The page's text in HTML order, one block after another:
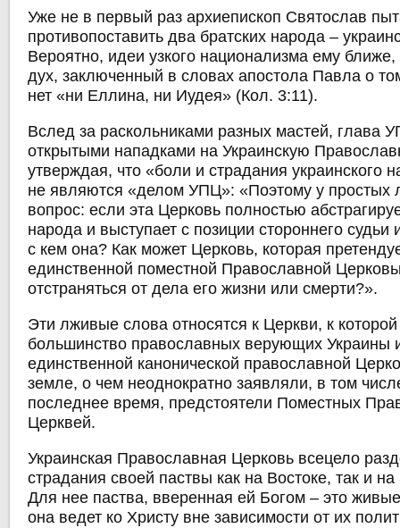
Уже не в первый раз архиепископ Святослав
противопоставить два братских народа –
Вероятно, идеи узкого национализма ему ближе,
дух, заключенный в словах апостола Павла о
нет «ни Еллина, ни Иудея» (Кол. 3:11).
Вслед за раскольниками разных мастей, глава
открытыми нападками на Украинскую
утверждая, что «боли и страдания украинского
не являются «делом УПЦ»: «Поэтому у простых
вопрос: если эта Церковь полностью
народа и выступает с позиции стороннего судьи
с кем она? Как может Церковь, которая
единственной поместной Православной
отстраняться от дела его жизни или смерти?».
Эти лживые слова относятся к Церкви, к
большинство православных верующих Украины
единственной канонической православной
земле, о чем неоднократно заявляли, в том
последнее время, предстоятели Поместных
Церквей.
Украинская Православная Церковь всецело
страдания своей паствы как на Востоке, так и
Для нее паства, вверенная ей Богом – это
она ведет ко Христу вне зависимости от их